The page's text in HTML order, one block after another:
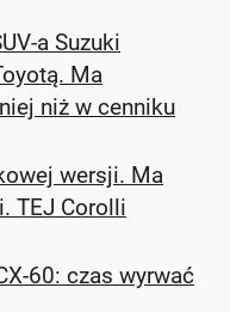
a Suzuki
Ma
niż w cenniku
wersji. Ma
TEJ Corolli
60: czas wyrwać